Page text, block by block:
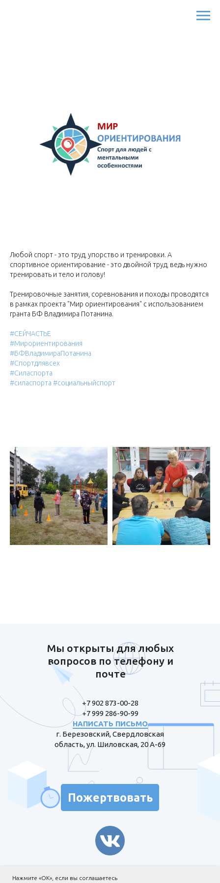
Любой спорт - это труд, упорство и тренировки. А
спортивное ориентирование - это двойной труд, ведь нужно
тренировать и тело и голову!
Тренировочные занятия, соревнования и походы проводятся
в рамках проекта "Мир ориентирования" с использованием
гранта БФ Владимира Потанина.
#СЕЙЧАСТЬЕ
#Мирориентирования
#БФВладимираПотанина
#Спортдлявсех
#Силаспорта
#силаспорта #социальныйспорт
Нажмите «ОК», если вы соглашаетесь
Мы открыты для любых
вопросов по телефону и
почте
+7 902 873-00-28
+7 999 286-90-99
НАПИСАТЬ ПИСЬМО
г. Березовский, Свердловская
область, ул. Шиловская, 20 А-69
Пожертвовать